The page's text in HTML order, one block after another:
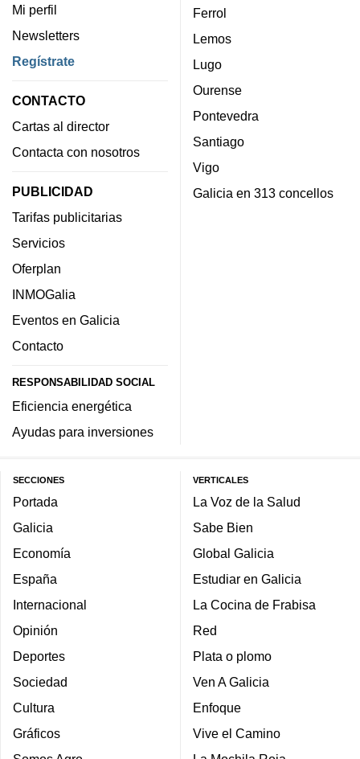
Mi perfil
Newsletters
Regístrate
CONTACTO
Cartas al director
Contacta con nosotros
PUBLICIDAD
Tarifas publicitarias
Servicios
Oferplan
INMOGalia
Eventos en Galicia
Contacto
RESPONSABILIDAD SOCIAL
Eficiencia energética
Ayudas para inversiones
Ferrol
Lemos
Lugo
Ourense
Pontevedra
Santiago
Vigo
Galicia en 313 concellos
SECCIONES
Portada
Galicia
Economía
España
Internacional
Opinión
Deportes
Sociedad
Cultura
Gráficos
VERTICALES
La Voz de la Salud
Sabe Bien
Global Galicia
Estudiar en Galicia
La Cocina de Frabisa
Red
Plata o plomo
Ven A Galicia
Enfoque
Vive el Camino